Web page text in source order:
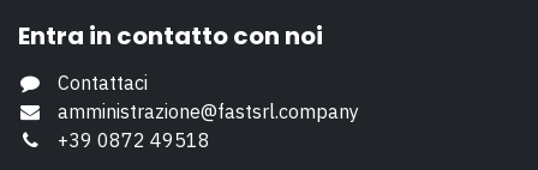
Entra in contatto con noi
Contattaci
amministrazione@fastsrl.company
+39 0872 49518